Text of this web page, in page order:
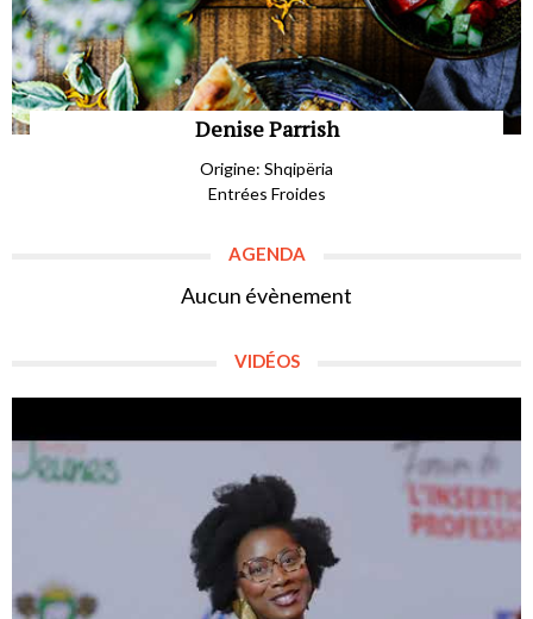
Denise Parrish
Origine: Shqipëria
Entrées Froides
AGENDA
Aucun évènement
VIDÉOS